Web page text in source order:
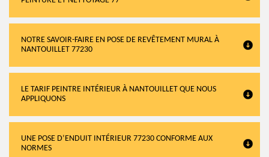
NOTRE SAVOIR-FAIRE EN POSE DE REVÊTEMENT MURAL À
NANTOUILLET 77230
LE TARIF PEINTRE INTÉRIEUR À NANTOUILLET QUE NOUS
APPLIQUONS
UNE POSE D’ENDUIT INTÉRIEUR 77230 CONFORME AUX
NORMES